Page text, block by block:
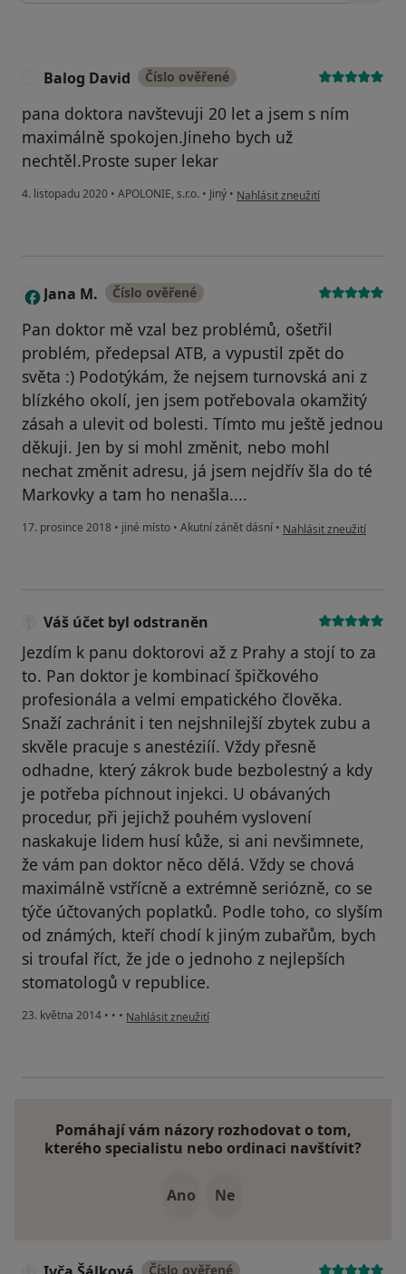
Balog David Číslo ověřené
pana doktora navštevuji 20 let a jsem s ním
maximálně spokojen.Jineho bych už
nechtěl.Proste super lekar
4. listopadu 2020 • APOLONIE, s.r.o. • Jiný • podle názoru uživatele Balog
Nahlásit zneužití
J Jana M. Číslo ověřené
Pan doktor mě vzal bez problémů, ošetřil
problém, předepsal ATB, a vypustil zpět do
světa :) Podotýkám, že nejsem turnovská ani z
blízkého okolí, jen jsem potřebovala okamžitý
zásah a ulevit od bolesti. Tímto mu ještě jednou
děkuji. Jen by si mohl změnit, nebo mohl
nechat změnit adresu, já jsem nejdřív šla do té
Markovky a tam ho nenašla....
17. prosince 2018 • jiné místo • Akutní zánět dásní • podle názoru uživatele
Nahlásit zneužití
Váš účet byl odstraněn
Jezdím k panu doktorovi až z Prahy a stojí to za
to. Pan doktor je kombinací špičkového
profesionála a velmi empatického člověka.
Snaží zachránit i ten nejshnilejší zbytek zubu a
skvěle pracuje s anestéziíí. Vždy přesně
odhadne, který zákrok bude bezbolestný a kdy
je potřeba píchnout injekci. U obávaných
procedur, při jejichž pouhém vyslovení
naskakuje lidem husí kůže, si ani nevšimnete,
že vám pan doktor něco dělá. Vždy se chová
maximálně vstřícně a extrémně seriózně, co se
týče účtovaných poplatků. Podle toho, co slyším
od známých, kteří chodí k jiným zubařům, bych
si troufal říct, že jde o jednoho z nejlepších
stomatologů v republice.
23. května 2014 • • • podle názoru uživatele Váš účet byl odstraněn
Nahlásit zneužití
Pomáhají vám názory rozhodovat o tom,
kterého specialistu nebo ordinaci navštívit?
Ano Ne
Číslo ověřené